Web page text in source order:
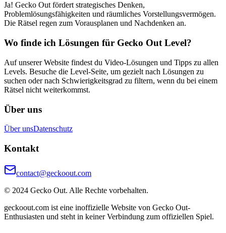
Ja! Gecko Out fördert strategisches Denken,
Problemlösungsfähigkeiten und räumliches Vorstellungsvermögen.
Die Rätsel regen zum Vorausplanen und Nachdenken an.
Wo finde ich Lösungen für Gecko Out Level?
Auf unserer Website findest du Video-Lösungen und Tipps zu allen
Levels. Besuche die Level-Seite, um gezielt nach Lösungen zu
suchen oder nach Schwierigkeitsgrad zu filtern, wenn du bei einem
Rätsel nicht weiterkommst.
Über uns
Über unsDatenschutz
Kontakt
contact@geckoout.com
© 2024 Gecko Out. Alle Rechte vorbehalten.
geckoout.com ist eine inoffizielle Website von Gecko Out-
Enthusiasten und steht in keiner Verbindung zum offiziellen Spiel.